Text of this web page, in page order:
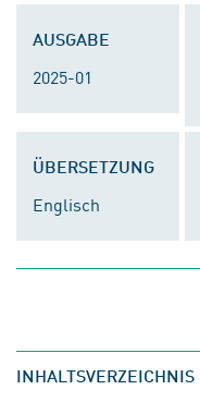
AUSGABE
2025-01
ÜBERSETZUNG
Englisch
INHALTSVERZEICHNIS